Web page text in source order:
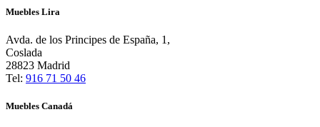
Muebles Lira
Avda. de los Principes de España, 1,
Coslada
28823 Madrid
Tel: 916 71 50 46
Muebles Canadá